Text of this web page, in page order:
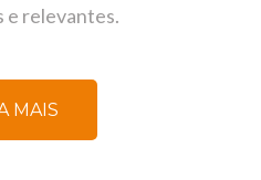
e relevantes.
MAIS